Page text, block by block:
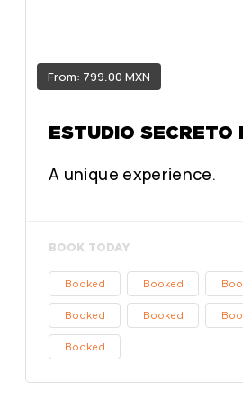
From: 799.00 MXN
ESTUDIO SECRETO
A unique experience.
BOOK TODAY
Booked Booked
Booked Booked
Booked